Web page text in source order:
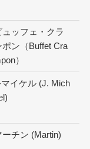
ュッフェ・クラ
ポン（Buffet Cra
）
イケル (J. Mich
ーチン (Martin)